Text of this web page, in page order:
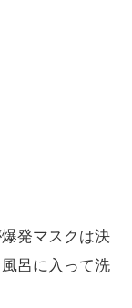
発マスクは決
呂に入って洗